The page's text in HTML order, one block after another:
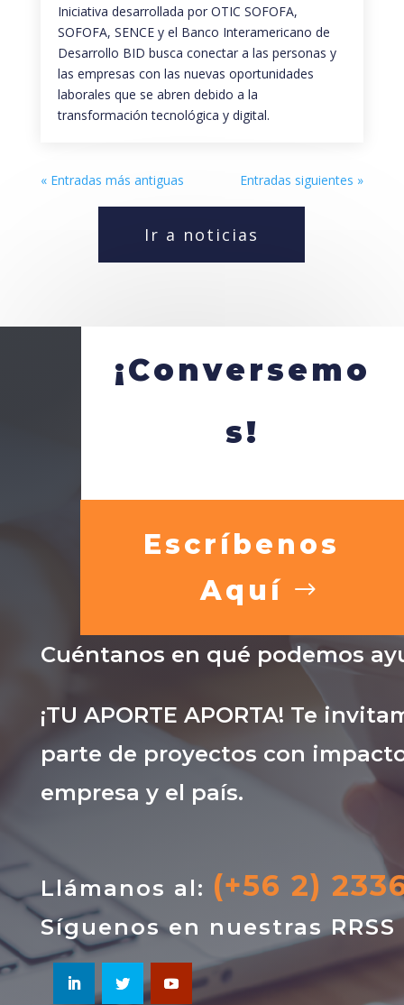
Iniciativa desarrollada por OTIC SOFOFA,
SOFOFA, SENCE y el Banco Interamericano de
Desarrollo BID busca conectar a las personas y
las empresas con las nuevas oportunidades
laborales que se abren debido a la
transformación tecnológica y digital.
« Entradas más antiguas Entradas siguientes »
Ir a noticias
¡Conversemo
s!
Escríbenos
Aquí
Cuéntanos en qué podemos
¡TU APORTE APORTA! Te
parte de proyectos con
empresa y el país.
Llámanos al: (+56 2)
Síguenos en nuestras RRSS